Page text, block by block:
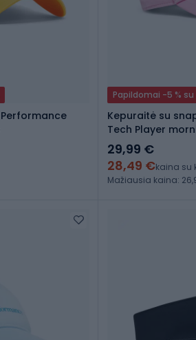
Papildomai -5 % su
Kepuraitė su
Tech Player
29,99 €
28,49 €kaina su
Mažiausia kaina: